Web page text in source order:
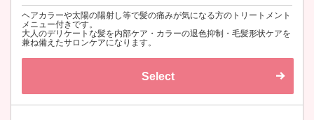
ヘアカラーや太陽の陽射し等で髪の痛みが気になる方のトリートメント
メニュー付きです。
大人のデリケートな髪を内部ケア・カラーの退色抑制・毛髪形状ケアを
兼ね備えたサロンケアになります。
Select